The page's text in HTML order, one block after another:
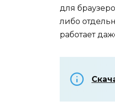
для
либо
работает